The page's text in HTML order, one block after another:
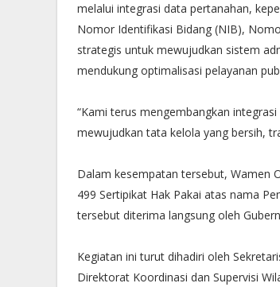
melalui integrasi data pertanahan,
Nomor Identifikasi Bidang (NIB),
strategis untuk mewujudkan sistem
mendukung optimalisasi pelayanan
“Kami terus mengembangkan
mewujudkan tata kelola yang bersih,
Dalam kesempatan tersebut, Wamen
499 Sertipikat Hak Pakai atas nama
tersebut diterima langsung oleh
Kegiatan ini turut dihadiri oleh
Direktorat Koordinasi dan Supervisi